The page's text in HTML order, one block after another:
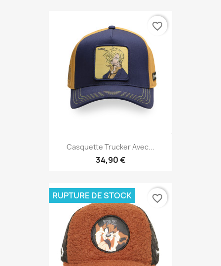
Casquette Trucker Avec...
34,90 €
favorite_border
RUPTURE DE STOCK favorite_border